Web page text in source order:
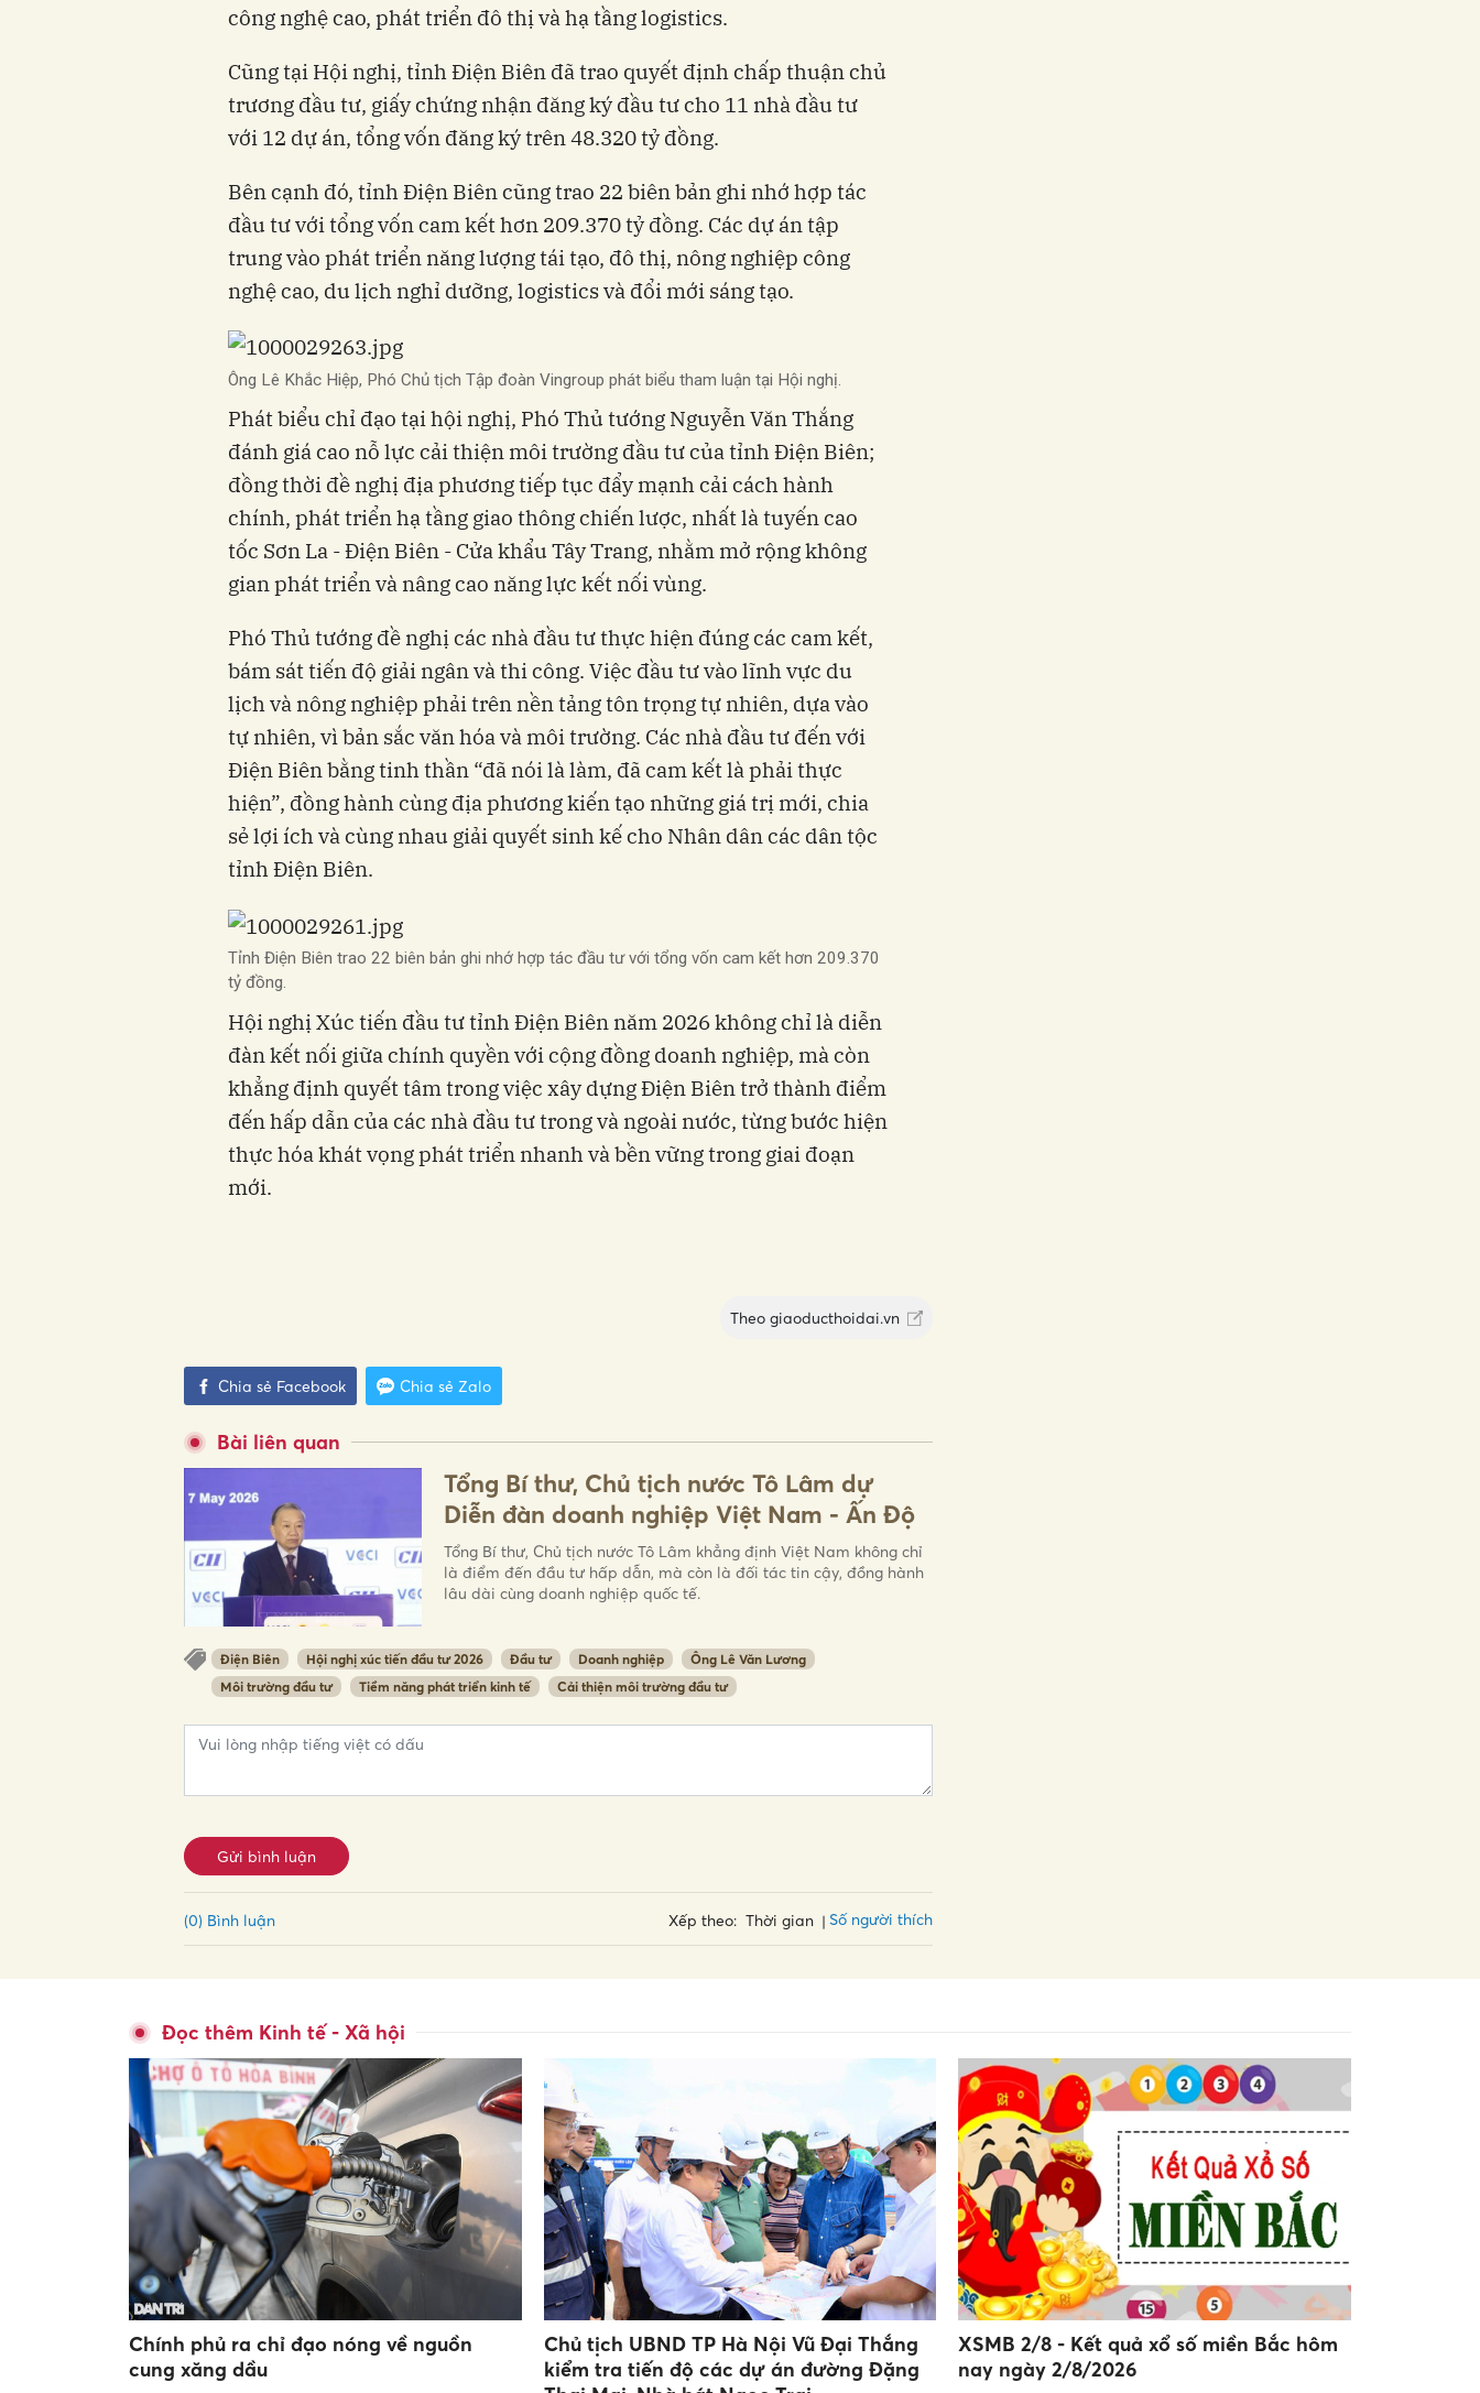
công nghệ cao, phát triển đô thị và hạ tầng logistics.
Cũng tại Hội nghị, tỉnh Điện Biên đã trao quyết định chấp thuận chủ
trương đầu tư, giấy chứng nhận đăng ký đầu tư cho 11 nhà đầu tư
với 12 dự án, tổng vốn đăng ký trên 48.320 tỷ đồng.
Bên cạnh đó, tỉnh Điện Biên cũng trao 22 biên bản ghi nhớ hợp tác
đầu tư với tổng vốn cam kết hơn 209.370 tỷ đồng. Các dự án tập
trung vào phát triển năng lượng tái tạo, đô thị, nông nghiệp công
nghệ cao, du lịch nghỉ dưỡng, logistics và đổi mới sáng tạo.
Ông Lê Khắc Hiệp, Phó Chủ tịch Tập đoàn Vingroup phát biểu tham luận tại Hội nghị.
Phát biểu chỉ đạo tại hội nghị, Phó Thủ tướng Nguyễn Văn Thắng
đánh giá cao nỗ lực cải thiện môi trường đầu tư của tỉnh Điện Biên;
đồng thời đề nghị địa phương tiếp tục đẩy mạnh cải cách hành
chính, phát triển hạ tầng giao thông chiến lược, nhất là tuyến cao
tốc Sơn La - Điện Biên - Cửa khẩu Tây Trang, nhằm mở rộng không
gian phát triển và nâng cao năng lực kết nối vùng.
Phó Thủ tướng đề nghị các nhà đầu tư thực hiện đúng các cam kết,
bám sát tiến độ giải ngân và thi công. Việc đầu tư vào lĩnh vực du
lịch và nông nghiệp phải trên nền tảng tôn trọng tự nhiên, dựa vào
tự nhiên, vì bản sắc văn hóa và môi trường. Các nhà đầu tư đến với
Điện Biên bằng tinh thần “đã nói là làm, đã cam kết là phải thực
hiện”, đồng hành cùng địa phương kiến tạo những giá trị mới, chia
sẻ lợi ích và cùng nhau giải quyết sinh kế cho Nhân dân các dân tộc
tỉnh Điện Biên.
Tỉnh Điện Biên trao 22 biên bản ghi nhớ hợp tác đầu tư với tổng vốn cam kết hơn 209.370
tỷ đồng.
Hội nghị Xúc tiến đầu tư tỉnh Điện Biên năm 2026 không chỉ là diễn
đàn kết nối giữa chính quyền với cộng đồng doanh nghiệp, mà còn
khẳng định quyết tâm trong việc xây dựng Điện Biên trở thành điểm
đến hấp dẫn của các nhà đầu tư trong và ngoài nước, từng bước hiện
thực hóa khát vọng phát triển nhanh và bền vững trong giai đoạn
mới.
Theo giaoducthoidai.vn
Chia sẻ Facebook Chia sẻ Zalo
Bài liên quan
Tổng Bí thư, Chủ tịch nước Tô Lâm dự
Diễn đàn doanh nghiệp Việt Nam - Ấn Độ
Tổng Bí thư, Chủ tịch nước Tô Lâm khẳng định Việt Nam không chỉ
là điểm đến đầu tư hấp dẫn, mà còn là đối tác tin cậy, đồng hành
lâu dài cùng doanh nghiệp quốc tế.
Điện Biên Hội nghị xúc tiến đầu tư 2026 Đầu tư Doanh nghiệp
Ông Lê Văn Lương
Môi trường đầu tư
Tiềm năng phát triển kinh tế Cải thiện môi trường đầu tư
Gửi bình luận
(0) Bình luận Xếp theo: Thời gian Số người thích
Đọc thêm Kinh tế - Xã hội
Chính phủ ra chỉ đạo nóng về nguồn
cung xăng dầu
Chủ tịch UBND TP Hà Nội Vũ Đại Thắng
kiểm tra tiến độ các dự án đường Đặng
XSMB 2/8 - Kết quả xổ số miền Bắc hôm
nay ngày 2/8/2026